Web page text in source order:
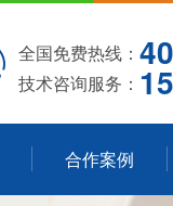
全国免费热线：
技术咨询服务：
合作案例